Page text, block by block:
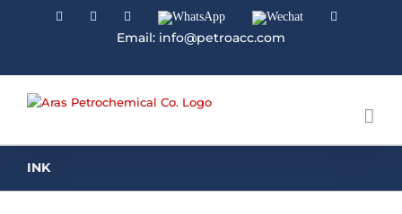
FacebookLinkedinInstagramWhatsApp Wechat
Email: info@petroacc.com
INK